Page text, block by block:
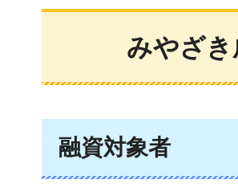
みやざき
融資対象者